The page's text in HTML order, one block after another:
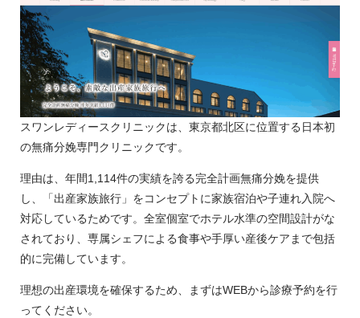
スワンレディースクリニックは、東京都北区に位置する日本初
の無痛分娩専門クリニックです。
理由は、年間1,114件の実績を誇る完全計画無痛分娩を提供
し、「出産家族旅行」をコンセプトに家族宿泊や子連れ入院へ
対応しているためです。全室個室でホテル水準の空間設計がな
されており、専属シェフによる食事や手厚い産後ケアまで包括
的に完備しています。
理想の出産環境を確保するため、まずはWEBから診療予約を行
ってください。